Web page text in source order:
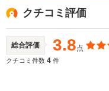
クチコミ評価
総合評価 3.8点
クチコミ件数 4 件